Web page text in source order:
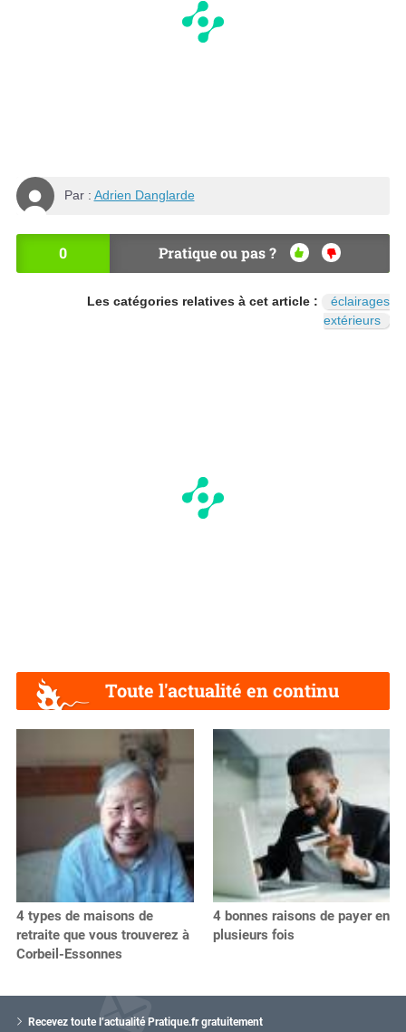
Par : Adrien Danglarde
0 Pratique ou pas ?
OU
I
NO
N
Les catégories relatives à cet article :
éclairages
extérieurs
Toute l'actualité en continu
4 types de maisons de
retraite que vous trouverez à
Corbeil-Essonnes
4 bonnes raisons de payer en
plusieurs fois
Recevez toute l’actualité Pratique.fr gratuitement
o